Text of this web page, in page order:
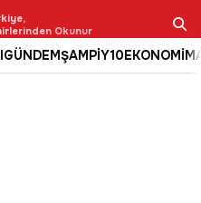
Okunur
GÜNDEMŞAMPİY10EKONOMİ
Ara